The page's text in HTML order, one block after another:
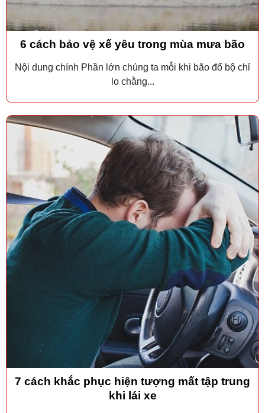
6 cách bảo vệ xế yêu trong mùa mưa bão
Nội dung chính Phần lớn chúng ta mỗi khi bão đổ bộ chỉ
lo chằng...
7 cách khắc phục hiện tượng mất tập trung
khi lái xe